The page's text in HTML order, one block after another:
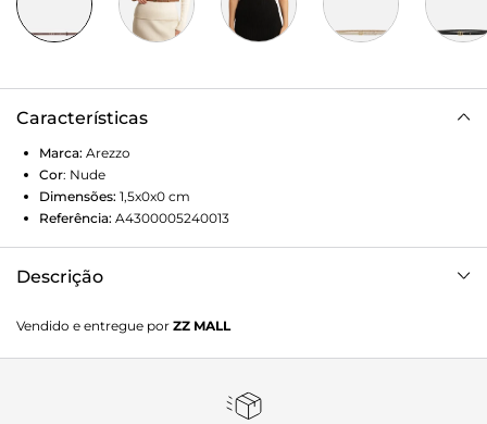
Características
Marca: Arezzo
Cor: Nude
Dimensões: 1,5x0x0 cm
Referência: A4300005240013
Descrição
metálica com formato geométrico e vazado. Parte interna
em material com monograma Arezzo. Para uso na cintura,
Vendido e entregue por ZZ MALL